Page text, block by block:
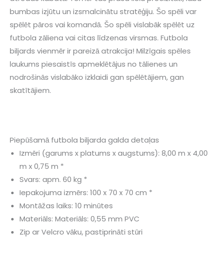
bumbas izjūtu un izsmalcinātu stratēģiju. Šo spēli var
spēlēt pāros vai komandā. Šo spēli vislabāk spēlēt uz
futbola zāliena vai citas līdzenas virsmas. Futbola
biljards vienmēr ir pareizā atrakcija! Milzīgais spēles
laukums piesaistīs apmeklētājus no tālienes un
nodrošinās vislabāko izklaidi gan spēlētājiem, gan
skatītājiem.
Piepūšamā futbola biljarda galda detaļas
Izmēri (garums x platums x augstums): 8,00 m x 4,00
m x 0,75 m *
Svars: apm. 60 kg *
Iepakojuma izmērs: 100 x 70 x 70 cm *
Montāžas laiks: 10 minūtes
Materiāls: Materiāls: 0,55 mm PVC
Zip ar Velcro vāku, pastiprināti stūri